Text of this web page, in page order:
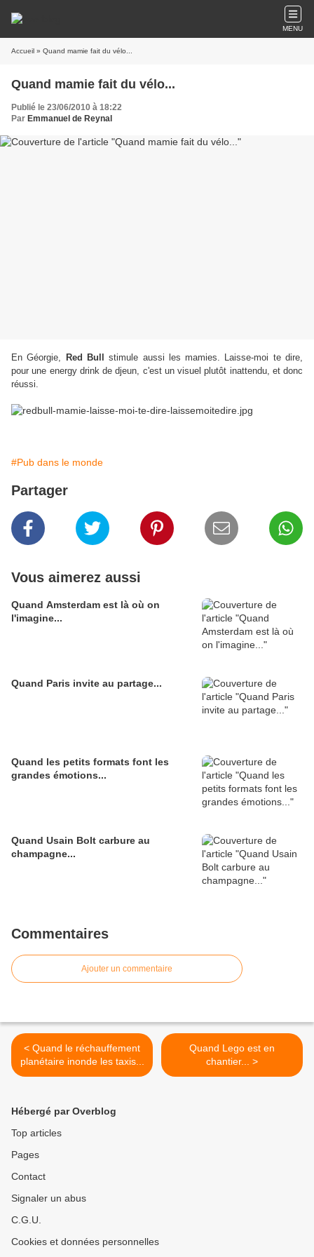
MENU
Accueil » Quand mamie fait du vélo...
Quand mamie fait du vélo...
Publié le 23/06/2010 à 18:22
Par Emmanuel de Reynal
En Géorgie, Red Bull
stimule aussi les mamies. Laisse-moi te dire,
pour une energy drink de djeun, c'est un visuel plutôt inattendu, et donc
réussi.
#Pub dans le monde
Partager
Vous aimerez aussi
Quand Amsterdam est là où on
l'imagine...
Quand Paris invite au partage...
Quand les petits formats font les
grandes émotions...
Quand Usain Bolt carbure au
champagne...
Commentaires
Ajouter un commentaire
< Quand le réchauffement
planétaire inonde les taxis...
Quand Lego est en
chantier... >
Hébergé par Overblog
Top articles
Pages
Contact
Signaler un abus
C.G.U.
Cookies et données personnelles